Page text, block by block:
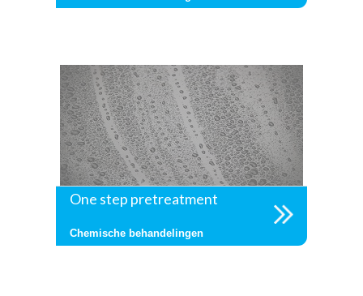
One step pretreatment
Chemische behandelingen